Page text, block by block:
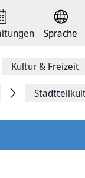
Sprache
Kultur & Freizeit